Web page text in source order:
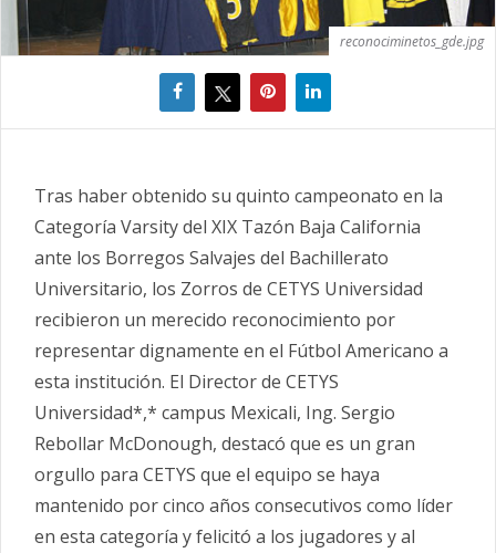
reconociminetos_gde.jpg
Tras haber obtenido su quinto campeonato en la
Categoría Varsity del XIX Tazón Baja California
ante los Borregos Salvajes del Bachillerato
Universitario, los Zorros de CETYS Universidad
recibieron un merecido reconocimiento por
representar dignamente en el Fútbol Americano a
esta institución. El Director de CETYS
Universidad*,* campus Mexicali, Ing. Sergio
Rebollar McDonough, destacó que es un gran
orgullo para CETYS que el equipo se haya
mantenido por cinco años consecutivos como líder
en esta categoría y felicitó a los jugadores y al